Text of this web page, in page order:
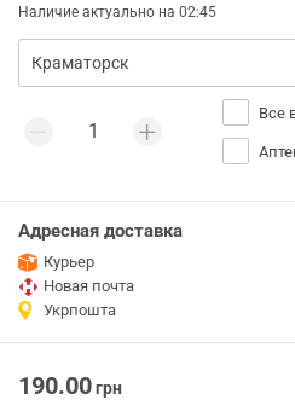
Наличие актуально на 02:45
Все
Адресная доставка
Курьер
Новая почта
Укрпошта
190.00грн